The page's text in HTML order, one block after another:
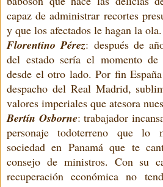
capaz de administrar recortes
y que los afectados le hagan la ola.
Florentino Pérez: después de
del estado sería el momento
desde el otro lado. Por fin
despacho del Real Madrid,
valores imperiales que atesora
Bertín Osborne: trabajador
personaje todoterreno que lo
sociedad en Panamá que te
consejo de ministros. Con su
recuperación económica no